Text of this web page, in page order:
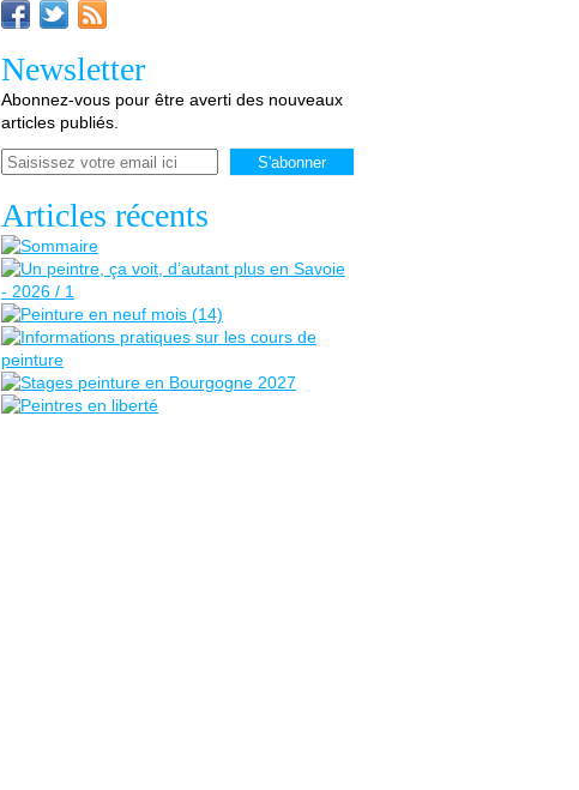
Newsletter
Abonnez-vous pour être averti des nouveaux
articles publiés.
Email
Articles récents